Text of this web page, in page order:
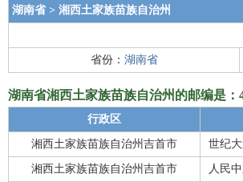
湖南省> 湘西土家族苗族自治州
省份： 湖南省
湖南省湘西土家族苗族自治州的邮编是：
行政区
湘西土家族苗族自治州吉首市 世纪
湘西土家族苗族自治州吉首市 人民